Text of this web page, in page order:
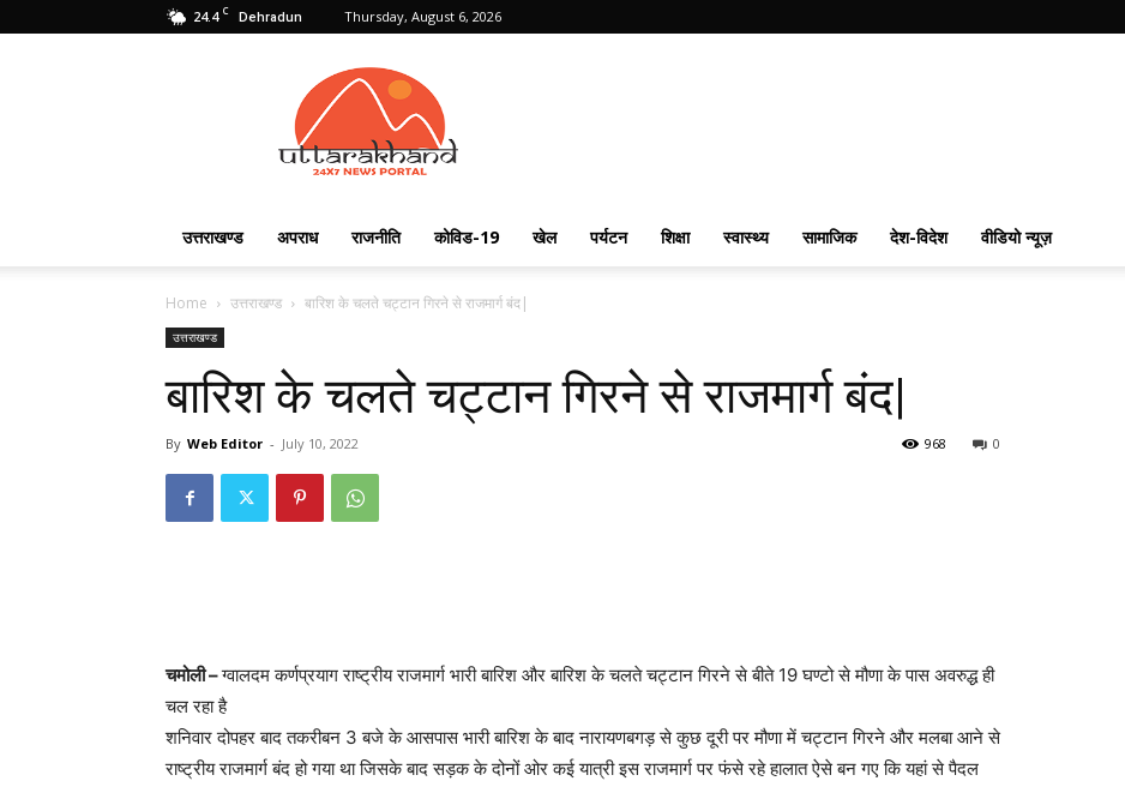
24.4 C Dehradun Thursday, August 6, 2026
Uttarakhand
24X7
उत्तराखण्ड अपराध राजनीति कोविड-19 खेल पर्यटन शिक्षा स्वास्थ्य सामाजिक देश-विदेश वीडियो न्यूज़
Home उत्तराखण्ड बारिश के चलते चट्टान गिरने से राजमार्ग बंद|
उत्तराखण्ड
बारिश के चलते चट्टान गिरने से राजमार्ग बंद|
By Web Editor - July 10, 2022 0
968
चमोली –ग्वालदम कर्णप्रयाग राष्ट्रीय राजमार्ग भारी बारिश और बारिश के चलते चट्टान गिरने से बीते 19 घण्टो से मौणा के पास अवरुद्ध ही
चल रहा है
शनिवार दोपहर बाद तकरीबन 3 बजे के आसपास भारी बारिश के बाद नारायणबगड़ से कुछ दूरी पर मौणा में चट्टान गिरने और मलबा आने से
राष्ट्रीय राजमार्ग बंद हो गया था जिसके बाद सड़क के दोनों ओर कई यात्री इस राजमार्ग पर फंसे रहे हालात ऐसे बन गए कि यहां से पैदल